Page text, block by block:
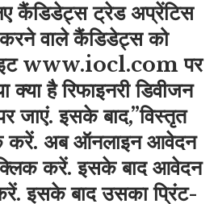
कैंडिडेट्स ट्रेड अप्रेंटिस
वाले कैंडिडेट्स को
www.iocl.com पर
है रिफाइनरी डिवीजन
जाएं. इसके बाद,”विस्तृत
करें. अब ऑनलाइन आवेदन
करें. इसके बाद आवेदन
इसके बाद उसका प्रिंट-